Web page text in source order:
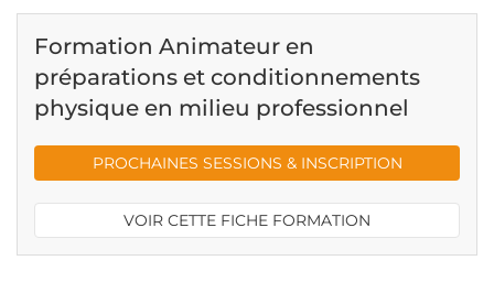
Formation Animateur en
préparations et conditionnements
physique en milieu professionnel
PROCHAINES SESSIONS & INSCRIPTION
VOIR CETTE FICHE FORMATION